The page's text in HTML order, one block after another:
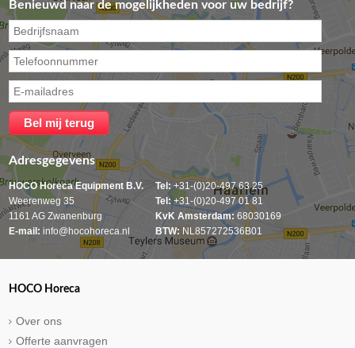
Benieuwd naar de mogelijkheden voor uw bedrijf?
Adresgegevens
HOCO Horeca Equipment B.V.
Weerenweg 35
1161 AG Zwanenburg
E-mail: info@hocohoreca.nl
Tel: +31-(0)20-497 63 25
Tel:+31-(0)20-497 01 81
KvK Amsterdam: 68030169
BTW: NL857272536B01
HOCO Horeca
Over ons
Offerte aanvragen